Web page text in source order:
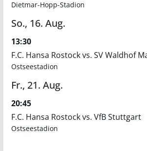
Dietmar-Hopp-Stadion
So., 16. Aug.
13:30
F.C. Hansa Rostock vs. SV Waldhof
Ostseestadion
Fr., 21. Aug.
20:45
F.C. Hansa Rostock vs. VfB Stuttgart
Ostseestadion